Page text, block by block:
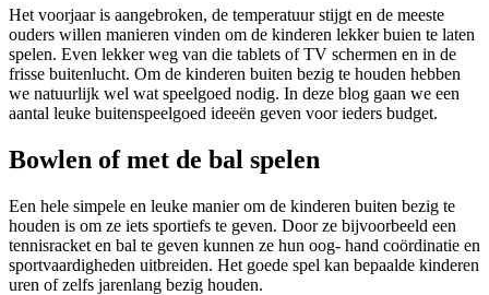
Het voorjaar is aangebroken, de temperatuur stijgt en de meeste
ouders willen manieren vinden om de kinderen lekker buien te laten
spelen. Even lekker weg van die tablets of TV schermen en in de
frisse buitenlucht. Om de kinderen buiten bezig te houden hebben
we natuurlijk wel wat speelgoed nodig. In deze blog gaan we een
aantal leuke buitenspeelgoed ideeën geven voor ieders budget.
Bowlen of met de bal spelen
Een hele simpele en leuke manier om de kinderen buiten bezig te
houden is om ze iets sportiefs te geven. Door ze bijvoorbeeld een
tennisracket en bal te geven kunnen ze hun oog- hand coördinatie en
sportvaardigheden uitbreiden. Het goede spel kan bepaalde kinderen
uren of zelfs jarenlang bezig houden.